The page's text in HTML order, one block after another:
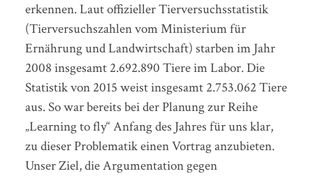
erkennen. Laut offizieller Tierversuchsstatistik
(Tierversuchszahlen vom Ministerium für
Ernährung und Landwirtschaft) starben im Jahr
2008 insgesamt 2.692.890 Tiere im Labor. Die
Statistik von 2015 weist insgesamt 2.753.062 Tiere
aus. So war bereits bei der Planung zur Reihe
„Learning to fly“ Anfang des Jahres für uns klar,
zu dieser Problematik einen Vortrag anzubieten.
Unser Ziel, die Argumentation gegen